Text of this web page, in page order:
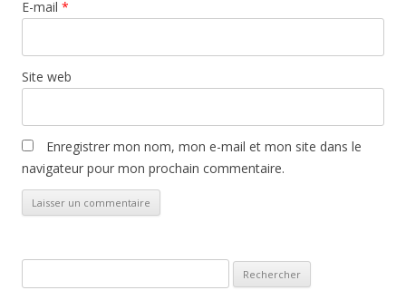
E-mail *
Site web
Enregistrer mon nom, mon e-mail et mon site dans le
navigateur pour mon prochain commentaire.